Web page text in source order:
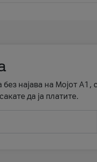
најава на Мојот А1,
да ја платите.